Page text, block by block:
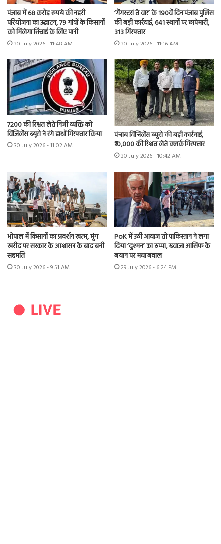
पंजाब में 68 करोड़ रुपये की नहरी
परियोजना का उद्घाटन, 79 गांवों के किसानों
को मिलेगा सिंचाई के लिए पानी
30 July 2026 - 11:48 AM
‘गैंगस्टरां ते वार’ के 190वें दिन पंजाब पुलिस
की बड़ी कार्रवाई, 641 स्थानों पर छापेमारी,
313 गिरफ्तार
30 July 2026 - 11:16 AM
7200 की रिश्वत लेते निजी व्यक्ति को
विजिलेंस ब्यूरो ने रंगे हाथों गिरफ्तार किया
30 July 2026 - 11:02 AM
पंजाब विजिलेंस ब्यूरो की बड़ी कार्रवाई,
₹10,000 की रिश्वत लेते क्लर्क गिरफ्तार
30 July 2026 - 10:42 AM
भोपाल में किसानों का प्रदर्शन खत्म, मूंग
खरीद पर सरकार के आश्वासन के बाद बनी
सहमति
30 July 2026 - 9:51 AM
PoK में उठी आवाज तो पाकिस्तान ने लगा
दिया ‘दुश्मन’ का ठप्पा, ख्वाजा आसिफ के
बयान पर मचा बवाल
29 July 2026 - 6:24 PM